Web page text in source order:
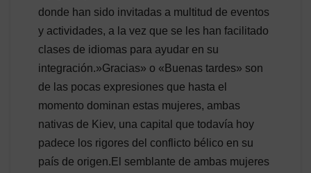
donde han sido invitadas a multitud de eventos
y actividades, a la vez que se les han facilitado
clases de idiomas para ayudar en su
integración.»Gracias» o «Buenas tardes» son
de las pocas expresiones que hasta el
momento dominan estas mujeres, ambas
nativas de Kiev, una capital que todavía hoy
padece los rigores del conflicto bélico en su
país de origen.El semblante de ambas mujeres